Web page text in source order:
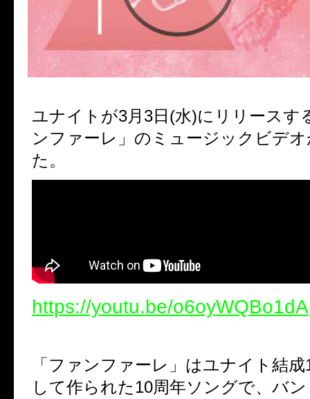
ユナイトが3月 3日 (水)にリリースす
ンファーレ」のミュージックビデ
た。
https://youtu.be/o6oyWQBo1dA
「ファンファーレ」はユナイト結成
して作られた10周年ソングで、バ